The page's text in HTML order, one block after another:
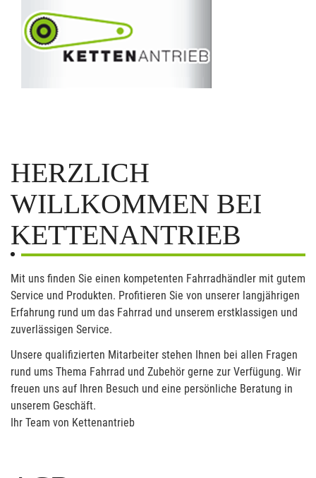
HERZLICH
WILLKOMMEN BEI
KETTENANTRIEB
Mit uns finden Sie einen kompetenten Fahrradhändler mit gutem
Service und Produkten. Profitieren Sie von unserer langjährigen
Erfahrung rund um das Fahrrad und unserem erstklassigen und
zuverlässigen Service.
Unsere qualifizierten Mitarbeiter stehen Ihnen bei allen Fragen
rund ums Thema Fahrrad und Zubehör gerne zur Verfügung. Wir
freuen uns auf Ihren Besuch und eine persönliche Beratung in
unserem Geschäft.
Ihr Team von Kettenantrieb